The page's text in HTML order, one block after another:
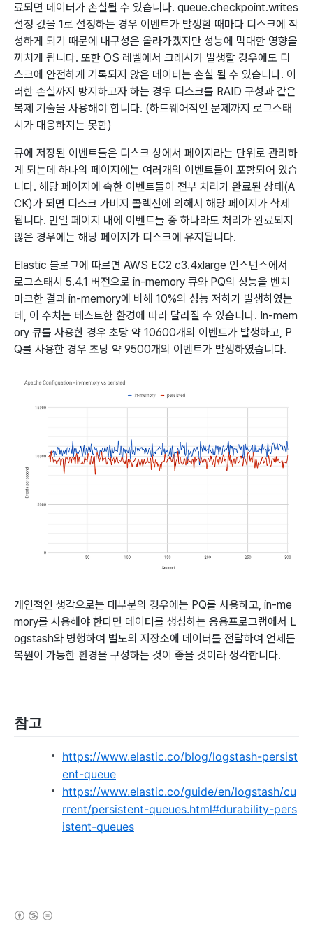
료되면 데이터가 손실될 수 있습니다. queue.checkpoint.writes
설정 값을 1로 설정하는 경우 이벤트가 발생할 때마다 디스크에 작
성하게 되기 때문에 내구성은 올라가겠지만 성능에 막대한 영향을
끼치게 됩니다. 또한 OS 레벨에서 크래시가 발생할 경우에도 디
스크에 안전하게 기록되지 않은 데이터는 손실 될 수 있습니다. 이
러한 손실까지 방지하고자 하는 경우 디스크를 RAID 구성과 같은
복제 기술을 사용해야 합니다. (하드웨어적인 문제까지 로그스태
시가 대응하지는 못함)
큐에 저장된 이벤트들은 디스크 상에서 페이지라는 단위로 관리하
게 되는데 하나의 페이지에는 여러개의 이벤트들이 포함되어 있습
니다. 해당 페이지에 속한 이벤트들이 전부 처리가 완료된 상태(A
CK)가 되면 디스크 가비지 콜렉션에 의해서 해당 페이지가 삭제
됩니다. 만일 페이지 내에 이벤트들 중 하나라도 처리가 완료되지
않은 경우에는 해당 페이지가 디스크에 유지됩니다.
Elastic 블로그에 따르면 AWS EC2 c3.4xlarge 인스턴스에서
로그스태시 5.4.1 버전으로 in-memory 큐와 PQ의 성능을 벤치
마크한 결과 in-memory에 비해 10%의 성능 저하가 발생하였는
데, 이 수치는 테스트한 환경에 따라 달라질 수 있습니다. In-mem
ory 큐를 사용한 경우 초당 약 10600개의 이벤트가 발생하고, P
Q를 사용한 경우 초당 약 9500개의 이벤트가 발생하였습니다.
개인적인 생각으로는 대부분의 경우에는 PQ를 사용하고, in-me
mory를 사용해야 한다면 데이터를 생성하는 응용프로그램에서 L
ogstash와 병행하여 별도의 저장소에 데이터를 전달하여 언제든
복원이 가능한 환경을 구성하는 것이 좋을 것이라 생각합니다.
참고
https://www.elastic.co/blog/logstash-persist
ent-queue
https://www.elastic.co/guide/en/logstash/cu
rrent/persistent-queues.html#durability-pers
istent-queues